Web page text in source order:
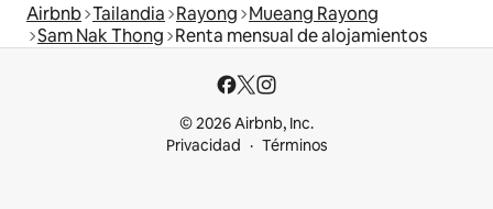
Airbnb Tailandia Rayong Mueang Rayong
Sam Nak Thong Renta mensual de alojamientos
© 2026 Airbnb, Inc.
Privacidad
Términos